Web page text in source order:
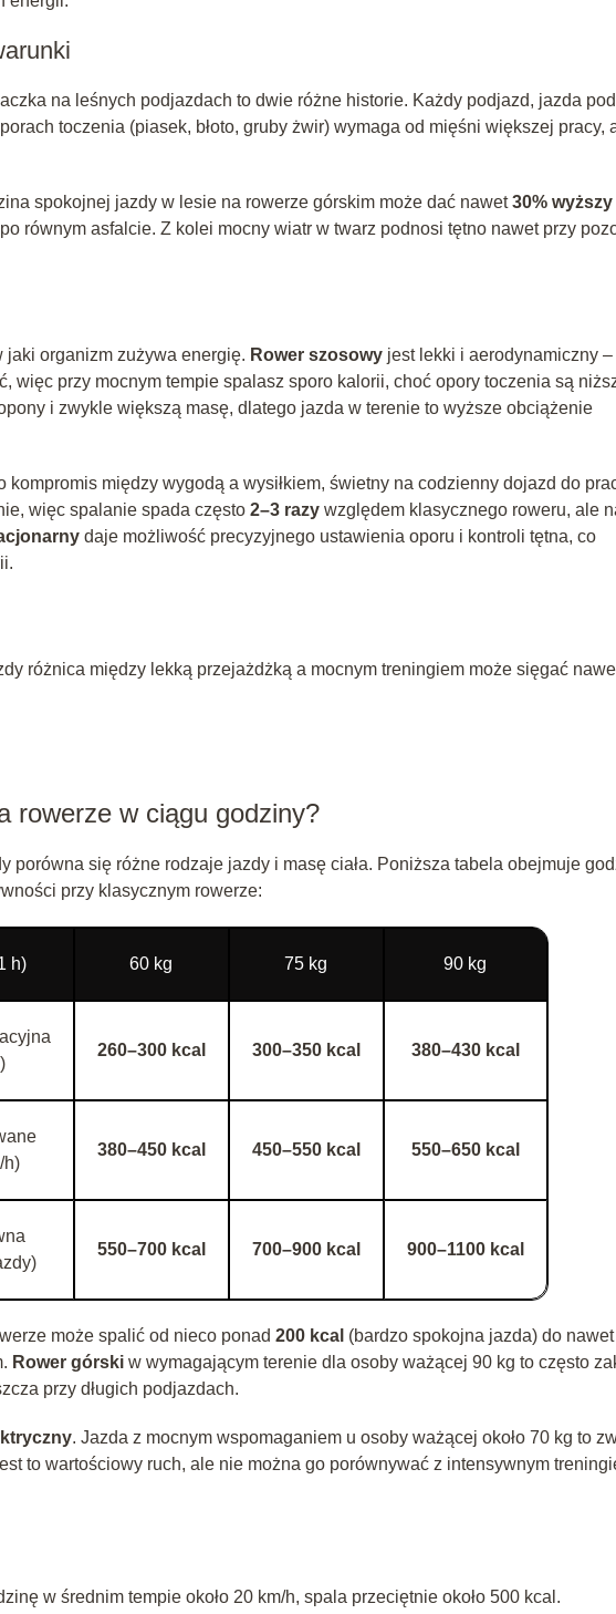
na leśnych podjazdach to dwie różne historie. Każdy podjazd, jazda pod
toczenia (piasek, błoto, gruby żwir) wymaga od mięśni większej pracy,
spokojnej jazdy w lesie na rowerze górskim może dać nawet30% wyższy
równym asfalcie. Z kolei mocny wiatr w twarz podnosi tętno nawet przy
organizm zużywa energię. Rower szosowy jest lekki i aerodynamiczny –
więc przy mocnym tempie spalasz sporo kalorii, choć opory toczenia są
i zwykle większą masę, dlatego jazda w terenie to wyższe obciążenie
kompromis między wygodą a wysiłkiem, świetny na codzienny dojazd do
więc spalanie spada często 2–3 razy względem klasycznego roweru, ale
daje możliwość precyzyjnego ustawienia oporu i kontroli tętna, co
różnica między lekką przejażdżką a mocnym treningiem może sięgać
rowerze w ciągu godziny?
porówna się różne rodzaje jazdy i masę ciała. Poniższa tabela obejmuje
przy klasycznym rowerze:
h) 60 kg 75 kg 90 kg
260–300 kcal 300–350 kcal 380–430 kcal
h)
380–450 kcal 450–550 kcal 550–650 kcal
550–700 kcal 700–900 kcal 900–1100 kcal
może spalić od nieco ponad 200 kcal (bardzo spokojna jazda) do nawet
Rower górski w wymagającym terenie dla osoby ważącej 90 kg to często
przy długich podjazdach.
. Jazda z mocnym wspomaganiem u osoby ważącej około 70 kg to
to wartościowy ruch, ale nie można go porównywać z intensywnym
w średnim tempie około 20 km/h, spala przeciętnie około 500 kcal.